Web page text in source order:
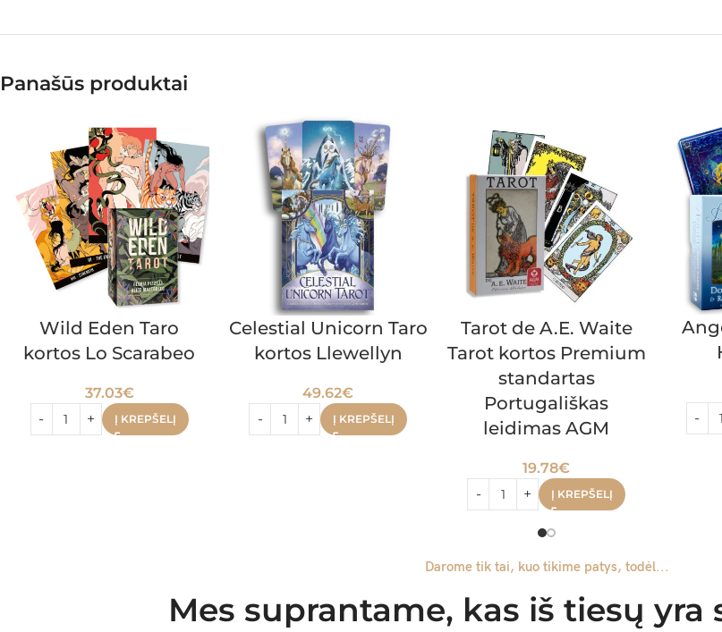
Panašūs produktai
Wild Eden Taro
kortos Lo Scarabeo
37.03€
Į KREPŠELĮ
Celestial Unicorn Taro
kortos Llewellyn
49.62€
Į KREPŠELĮ
Tarot de A.E. Waite
Tarot kortos Premium
standartas
Portugališkas
leidimas AGM
19.78€
Į KREPŠELĮ
Darome tik tai, kuo tikime patys, todėl...
Mes suprantame, kas iš tiesų yra